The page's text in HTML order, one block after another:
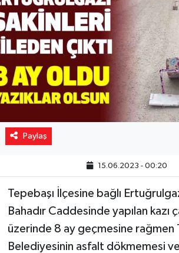
Paylaş
15.06.2023 - 00:20
Tepebaşı İlçesine bağlı
Bahadır Caddesinde yapılan kazı
üzerinde 8 ay geçmesine rağmen
Belediyesinin asfalt dökmemesi ve
Resmi ilanlar